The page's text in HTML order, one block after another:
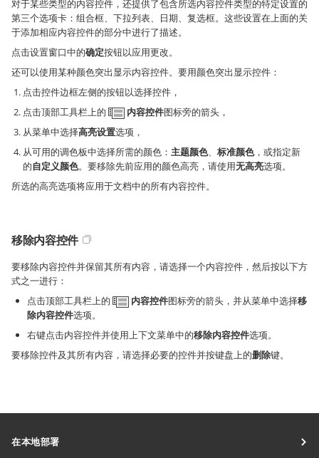
对于某些类型的内容控件，还提供了包含所选内容控件类型的特定设置的
第三个选项卡：组合框、下拉列表、日期、复选框。这些设置在上面的关
于添加相应内容控件的部分中进行了描述。
点击设置窗口中的确定按钮以应用更改。
还可以使用某种颜色突出显示内容控件。要用颜色突出显示控件：
点击控件边框左侧的按钮以选择控件，
点击顶部工具栏上的
内容控件图标旁的箭头，
从菜单中选择高亮设置选项，
从可用的调色板中选择所需的颜色： 主题颜色、 标准颜色，或指定新
的自定义颜色。要移除先前应用的颜色高亮，请使用无高亮选项。
所选的高亮选项将应用于文档中的所有内容控件。
移除内容控件
要移除内容控件并保留其所有内容，请选择一个内容控件，然后按以下方
式之一进行：
点击顶部工具栏上的
内容控件图标旁的箭头，并从菜单中选择移
除内容控件选项。
右键点击内容控件并使用上下文菜单中的移除内容控件选项。
要移除控件及其所有内容，请选择必要的控件并按键盘上的删除键。
在本地部署